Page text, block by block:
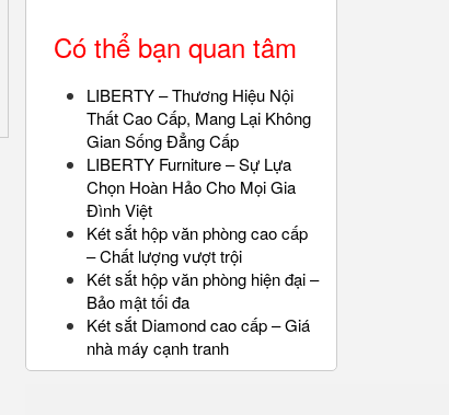
Có thể bạn quan tâm
LIBERTY – Thương Hiệu Nội
Thất Cao Cấp, Mang Lại Không
Gian Sống Đẳng Cấp
LIBERTY Furniture – Sự Lựa
Chọn Hoàn Hảo Cho Mọi Gia
Đình Việt
Két sắt hộp văn phòng cao cấp
– Chất lượng vượt trội
Két sắt hộp văn phòng hiện đại –
Bảo mật tối đa
Két sắt Diamond cao cấp – Giá
nhà máy cạnh tranh